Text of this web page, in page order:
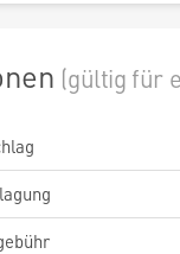
(gültig für